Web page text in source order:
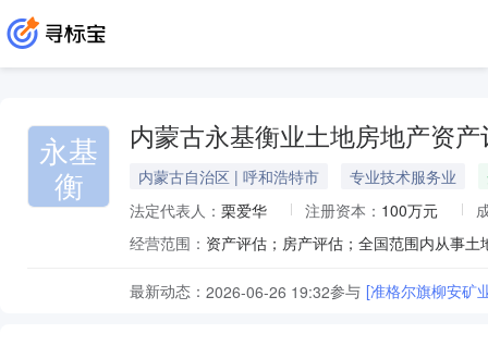
永基
衡
内蒙古永基衡业土地房地产资
内蒙古自治区 | 呼和浩特市 专业技术服务业
法定代表人： 栗爱华 注册资本： 100万元
经营范围：
最新动态： 2026-06-26 19:32参与 [准格尔旗柳安矿